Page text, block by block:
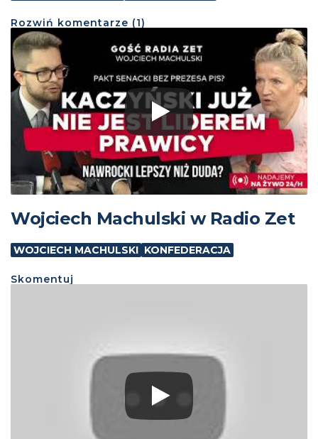
Rozwiń komentarze (1)
Wojciech Machulski w Radio Zet
WOJCIECH MACHULSKI KONFEDERACJA
Skomentuj